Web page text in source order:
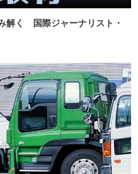
解く 国際ジャーナリスト・